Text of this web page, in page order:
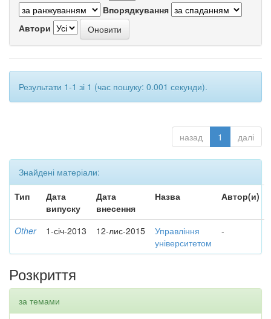
Впорядкування
Автори
Результати 1-1 зі 1 (час пошуку: 0.001 секунди).
назад 1 далі
Знайдені матеріали:
Тип
Дата
випуску
Дата
внесення
Назва Автор(и)
Other 1-січ-2013 12-лис-2015
Управління
університетом
-
Розкриття
за темами